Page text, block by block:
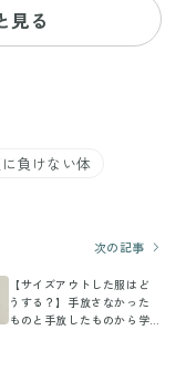
見る
負けない体
次の記事
【サイズアウトした服はど
うする？】手放さなかった
ものと手放したものから学